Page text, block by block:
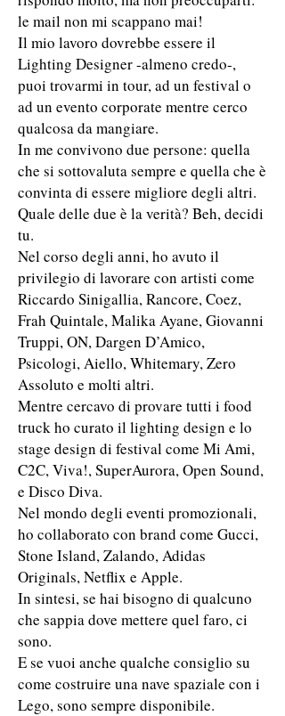
le mail non mi scappano mai!
Il mio lavoro dovrebbe essere il
Lighting Designer -almeno credo-,
puoi trovarmi in tour, ad un festival o
ad un evento corporate mentre cerco
qualcosa da mangiare.
In me convivono due persone: quella
che si sottovaluta sempre e quella che è
convinta di essere migliore degli altri.
Quale delle due è la verità? Beh, decidi
tu.
Nel corso degli anni, ho avuto il
privilegio di lavorare con artisti come
Riccardo Sinigallia, Rancore, Coez,
Frah Quintale, Malika Ayane, Giovanni
Truppi, ON, Dargen D’Amico,
Psicologi, Aiello, Whitemary, Zero
Assoluto e molti altri.
Mentre cercavo di provare tutti i food
truck ho curato il lighting design e lo
stage design di festival come Mi Ami,
C2C, Viva!, SuperAurora, Open Sound,
e Disco Diva.
Nel mondo degli eventi promozionali,
ho collaborato con brand come Gucci,
Stone Island, Zalando, Adidas
Originals, Netflix e Apple.
In sintesi, se hai bisogno di qualcuno
che sappia dove mettere quel faro, ci
sono.
E se vuoi anche qualche consiglio su
come costruire una nave spaziale con i
Lego, sono sempre disponibile.